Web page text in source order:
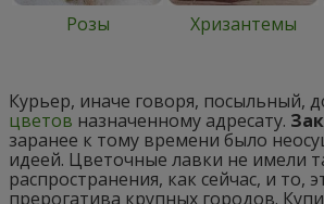
Розы Хризантемы
Курьер, иначе говоря, посыльный,
цветов назначенному адресату.
заранее к тому времени было
идеей. Цветочные лавки не имели
распространения, как сейчас, и то,
прерогатива крупных городов.